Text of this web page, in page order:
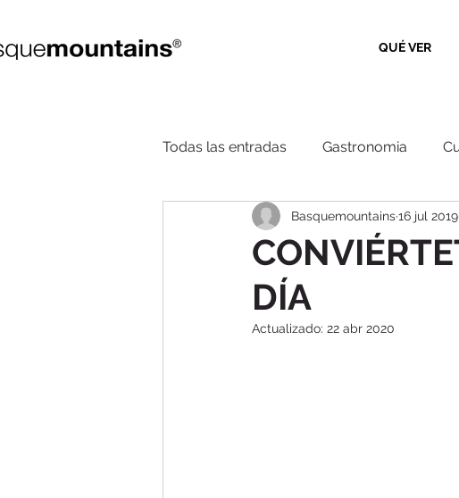
Todas las entradas Gastronomia
DÍA
Basquemountains16 jul 2019
Actualizado: 22 abr 2020
QUÉ VER